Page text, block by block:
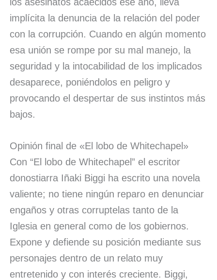
implícita la denuncia de la relación del poder
con la corrupción. Cuando en algún momento
esa unión se rompe por su mal manejo, la
seguridad y la intocabilidad de los implicados
desaparece, poniéndolos en peligro y
provocando el despertar de sus instintos más
bajos.
Opinión final de «El lobo de Whitechapel»
Con “El lobo de Whitechapel” el escritor
donostiarra Iñaki Biggi ha escrito una novela
valiente; no tiene ningún reparo en denunciar
engaños y otras corruptelas tanto de la
Iglesia en general como de los gobiernos.
Expone y defiende su posición mediante sus
personajes dentro de un relato muy
entretenido y con interés creciente. Biggi,